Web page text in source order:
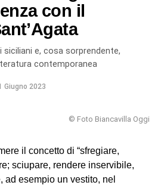
con il
e, cosa sorprendente,
contemporanea
Giugno 2023
© Foto Biancavilla Oggi
il concetto di “sfregiare,
sciupare, rendere inservibile,
ad esempio un vestito, nel